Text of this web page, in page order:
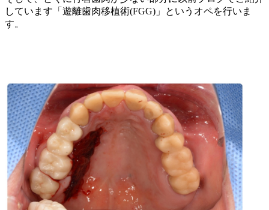
しています「遊離歯肉移植術(FGG) 」というオペを行いま
す。